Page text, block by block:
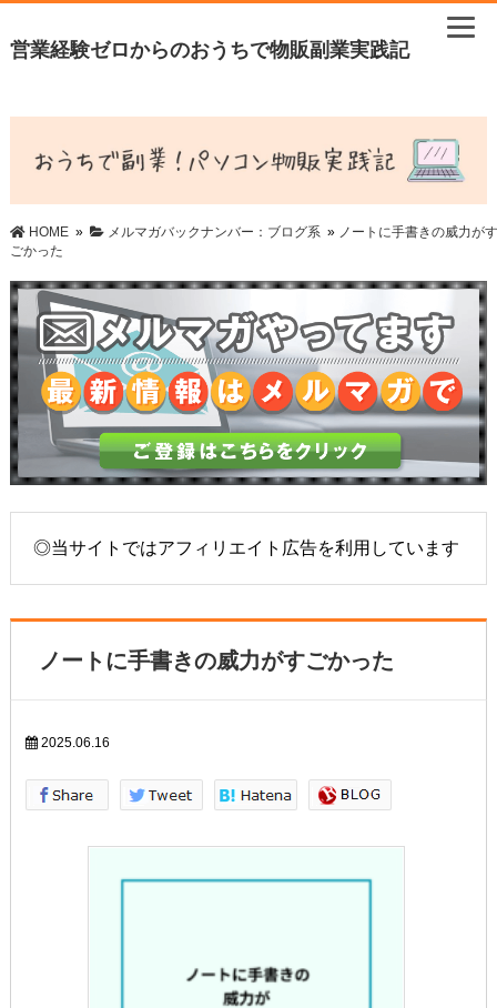
営業経験ゼロからのおうちで物販副業実践記
HOME» メルマガバックナンバー：ブログ系» ノートに手書きの威力がす
ごかった
◎当サイトではアフィリエイト広告を利用しています
ノートに手書きの威力がすごかった
2025.06.16